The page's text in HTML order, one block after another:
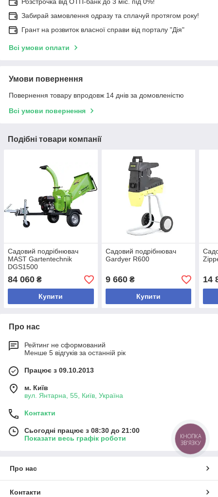
Забирай замовлення одразу та сплачуй протягом року!
Грант на розвиток власної справи від порталу "Дія"
Всі умови оплати
Умови повернення
Повернення товару впродовж 14 днів за домовленістю
Всі умови повернення
Подібні товари компанії
Садовий подрібнювач
MAST Gartentechnik
DGS1500
84 060 ₴
Купити
Садовий подрібнювач
Gardyer R600
9 660₴
Купити
14
Про нас
Рейтинг не сформований
Менше 5 відгуків за останній рік
Працює з 09.10.2013
м. Київ
вул. Янтарна, 55, Київ, Україна
Контакти
Сьогодні працює з 08:30 до 21:00
Показати весь графік роботи
Про нас
Контакти
КНОПКА
ЗВ'ЯЗКУ